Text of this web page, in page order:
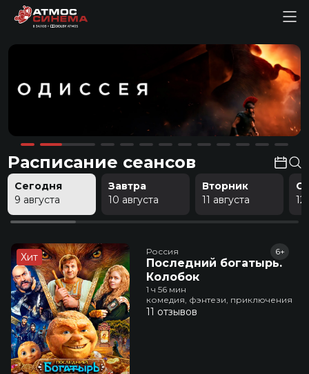
Расписание сеансов
Сегодня
9 августа
Завтра
10 августа
Вторник
11 августа
12
Хит Россия
Последний богатырь.
Колобок
6+
1 ч 56 мин
комедия, фэнтези, приключения
11 отзывов